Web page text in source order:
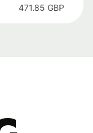
471.85 GBP